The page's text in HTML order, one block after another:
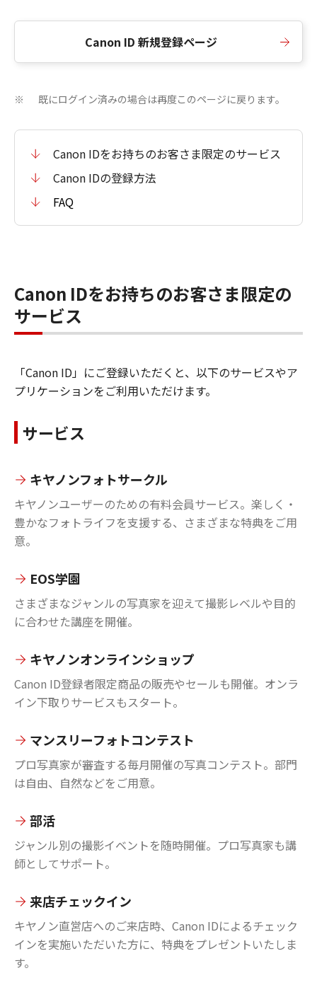
Canon ID 新規登録ページ
※ 既にログイン済みの場合は再度このページに戻ります。
Canon IDをお持ちのお客さま限定のサービス
Canon IDの登録方法
FAQ
Canon IDをお持ちのお客さま限定の
サービス
「Canon ID」にご登録いただくと、以下のサービスやア
プリケーションをご利用いただけます。
サービス
キヤノンフォトサークル
キヤノンユーザーのための有料会員サービス。楽しく・
豊かなフォトライフを支援する、さまざまな特典をご用
意。
EOS学園
さまざまなジャンルの写真家を迎えて撮影レベルや目的
に合わせた講座を開催。
キヤノンオンラインショップ
Canon ID登録者限定商品の販売やセールも開催。オンラ
イン下取りサービスもスタート。
マンスリーフォトコンテスト
プロ写真家が審査する毎月開催の写真コンテスト。部門
は自由、自然などをご用意。
部活
ジャンル別の撮影イベントを随時開催。プロ写真家も講
師としてサポート。
来店チェックイン
キヤノン直営店へのご来店時、Canon IDによるチェック
インを実施いただいた方に、特典をプレゼントいたしま
す。